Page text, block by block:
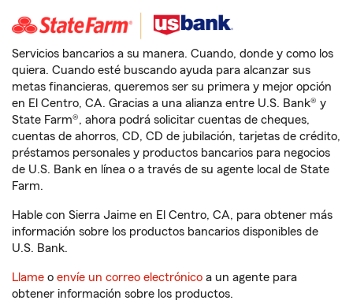
Servicios bancarios a su manera. Cuando, donde y como los
quiera. Cuando esté buscando ayuda para alcanzar sus
metas financieras, queremos ser su primera y mejor opción
en El Centro, CA. Gracias a una alianza entre U.S. Bank® y
State Farm®, ahora podrá solicitar cuentas de cheques,
cuentas de ahorros, CD, CD de jubilación, tarjetas de crédito,
préstamos personales y productos bancarios para negocios
de U.S. Bank en línea o a través de su agente local de State
Farm.
Hable con Sierra Jaime en El Centro, CA, para obtener más
información sobre los productos bancarios disponibles de
U.S. Bank.
Llame o envíe un correo electrónico a un agente para
obtener información sobre los productos.